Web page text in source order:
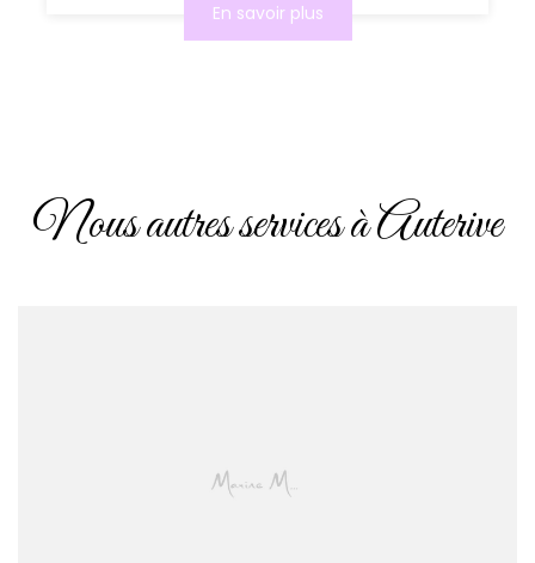
En savoir plus
Nous autres services à Auterive